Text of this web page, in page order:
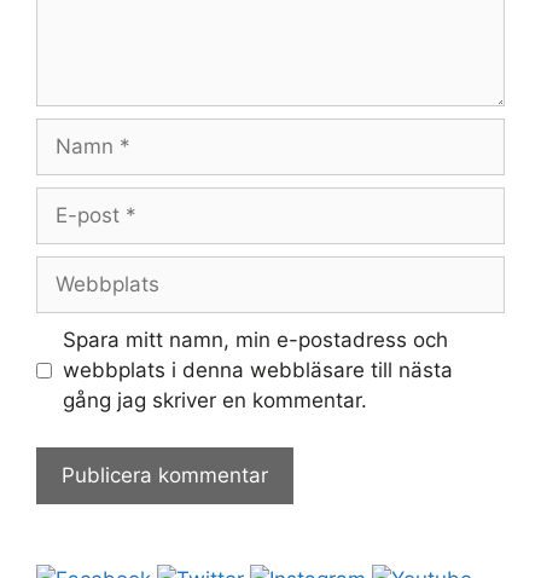
Namn
Webbplats
Spara mitt namn, min e-postadress och
webbplats i denna webbläsare till nästa
gång jag skriver en kommentar.